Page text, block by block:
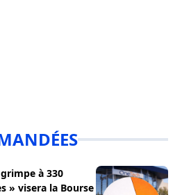
à 330
» visera la Bourse